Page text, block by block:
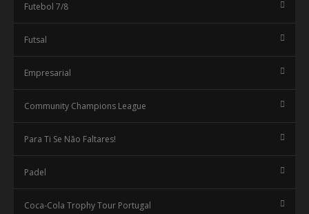
Futebol 7/8
Futsal
Empresarial
Community Champions League
Para Ti Se Não Faltares!
Padel
Coca-Cola Trophy Tour Portugal